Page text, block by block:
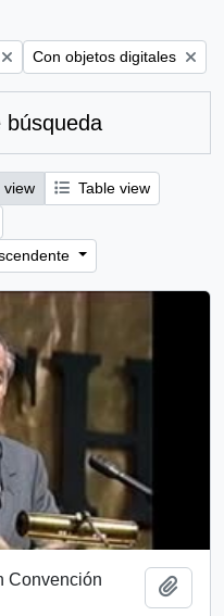
filter:Remove filter:
Con objetos digitales
búsqueda
view
Table view
Convención